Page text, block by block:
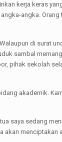
kerja keras
angka.
di surat
sambal
pihak sekolah
akademik.
saya sedang
akan